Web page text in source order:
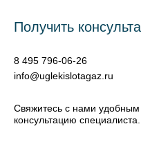
Получить
Свяжитесь с нами
консультацию
8 495 796-06-26
info@uglekislotagaz.ru